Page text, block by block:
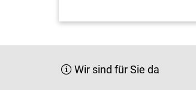
Wir sind für Sie da